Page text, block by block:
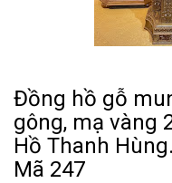
Đồng hồ gỗ
gông, mạ vàng
Hồ Thanh
Mã 247